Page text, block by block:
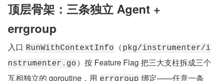
顶层骨架：三条独立 Agent +
errgroup
入口 RunWithContextInfo （ pkg/instrumenter/i
nstrumenter.go ）按 Feature Flag 把三大支柱拆成三个
互相独立的 goroutine，用 errgroup 绑定——任意一条